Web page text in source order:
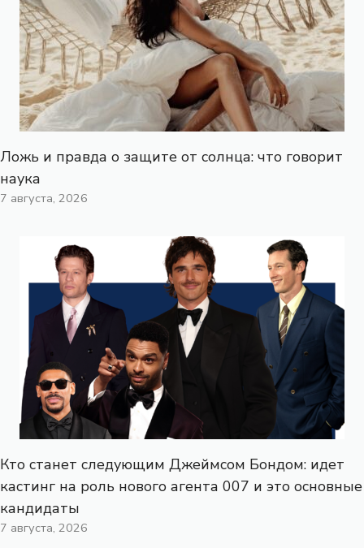
Ложь и правда о защите от солнца: что говорит
наука
7 августа, 2026
Кто станет следующим Джеймсом Бондом: идет
кастинг на роль нового агента 007 и это основные
кандидаты
7 августа, 2026